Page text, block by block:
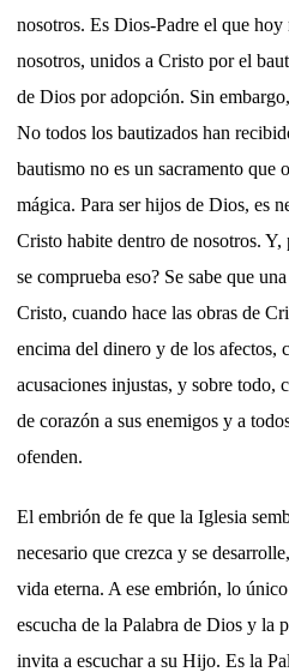
nosotros. Es Dios-Padre el que
nosotros, unidos a Cristo por el
de Dios por adopción. Sin
No todos los bautizados han
bautismo no es un sacramento que
mágica. Para ser hijos de Dios, es
Cristo habite dentro de nosotros.
se comprueba eso? Se sabe que
Cristo, cuando hace las obras de
encima del dinero y de los afectos,
acusaciones injustas, y sobre todo,
de corazón a sus enemigos y a
ofenden.
El embrión de fe que la Iglesia
necesario que crezca y se
vida eterna. A ese embrión, lo
escucha de la Palabra de Dios y la
invita a escuchar a su Hijo. Es la